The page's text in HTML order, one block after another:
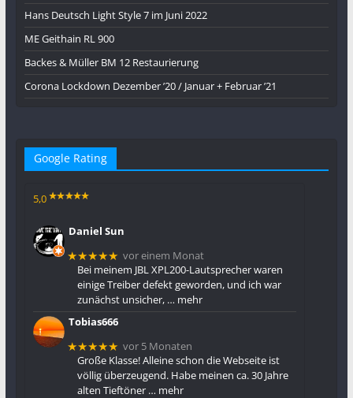
Hans Deutsch Light Style 7 im Juni 2022
ME Geithain RL 900
Backes & Müller BM 12 Restaurierung
Corona Lockdown Dezember ’20 / Januar + Februar ’21
Google Rating
5,0
Daniel Sun
★★★★★ vor einem Monat
Bei meinem JBL XPL200-Lautsprecher waren
einige Treiber defekt geworden, und ich war
zunächst unsicher, … mehr
Tobias666
★★★★★ vor 5 Monaten
Große Klasse! Alleine schon die Webseite ist
völlig überzeugend. Habe meinen ca. 30 Jahre
alten Tieftöner … mehr